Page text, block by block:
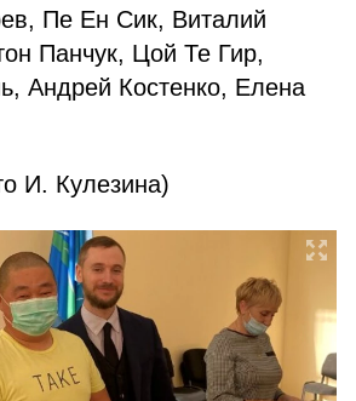
Пе Ен Сик, Виталий
Панчук, Цой Те Гир,
Андрей Костенко, Елена
И. Кулезина)